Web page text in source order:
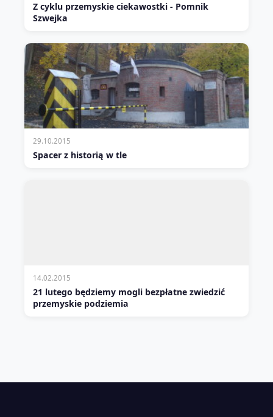
Z cyklu przemyskie ciekawostki - Pomnik
Szwejka
29.10.2015
Spacer z historią w tle
14.02.2015
21 lutego będziemy mogli bezpłatne zwiedzić
przemyskie podziemia